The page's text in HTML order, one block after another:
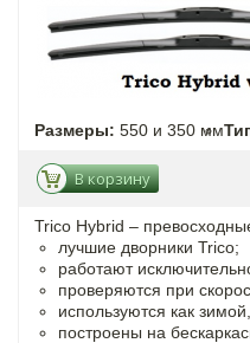
Размеры: 550 и 350 мм
В корзину
Trico Hybrid –
лучшие дворники Trico;
работают
проверяются при
используются как
построены на